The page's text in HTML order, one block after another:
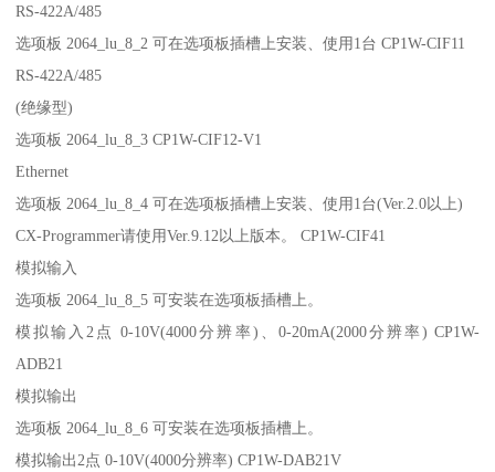
RS-422A/485
选项板 2064_lu_8_2 可在选项板插槽上安装、使用1台 CP1W-CIF11
RS-422A/485
(绝缘型)
选项板 2064_lu_8_3 CP1W-CIF12-V1
Ethernet
选项板 2064_lu_8_4 可在选项板插槽上安装、使用1台(Ver.2.0以上)
CX-Programmer请使用Ver.9.12以上版本。 CP1W-CIF41
模拟输入
选项板 2064_lu_8_5 可安装在选项板插槽上。
模拟输入2点 0-10V(4000分辨率)、0-20mA(2000分辨率) CP1W-
ADB21
模拟输出
选项板 2064_lu_8_6 可安装在选项板插槽上。
模拟输出2点 0-10V(4000分辨率) CP1W-DAB21V